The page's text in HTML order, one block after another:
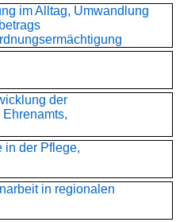
im Alltag, Umwandlung
der
in der Pflege,
in regionalen